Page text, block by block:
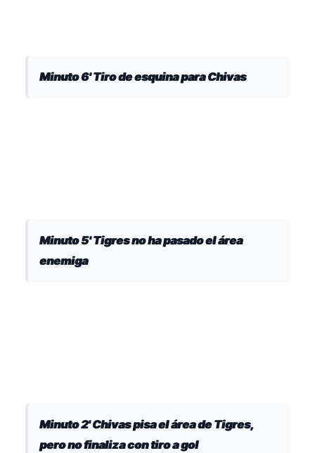
Minuto 6' Tiro de esquina para Chivas
Minuto 5' Tigres no ha pasado el área
enemiga
Minuto 2' Chivas pisa el área de Tigres,
pero no finaliza con tiro a gol